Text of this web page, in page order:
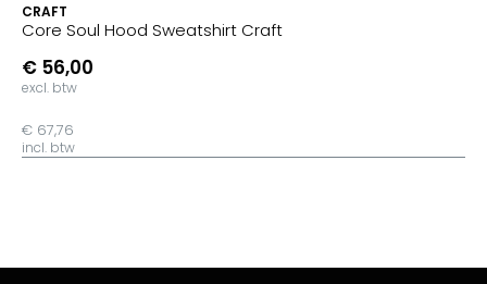
CRAFT
Core Soul Hood Sweatshirt Craft
€ 56,00
excl. btw
€ 67,76
incl. btw